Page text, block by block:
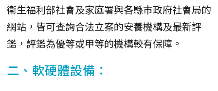
衛生福利部社會及家庭署與各縣市政府社會局的
網站，皆可查詢合法立案的安養機構及最新評
鑑，評鑑為優等或甲等的機構較有保障。
二、軟硬體設備：